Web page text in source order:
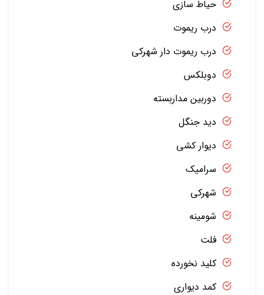
حیاط سازی
درب ریموت
درب ریموت دار شهرکی
دوبلکس
دوربین مداربسته
دید جنگل
دیوار کشی
سرامیک
شهرکی
شومینه
فلت
کلید نخورده
کمد دیواری